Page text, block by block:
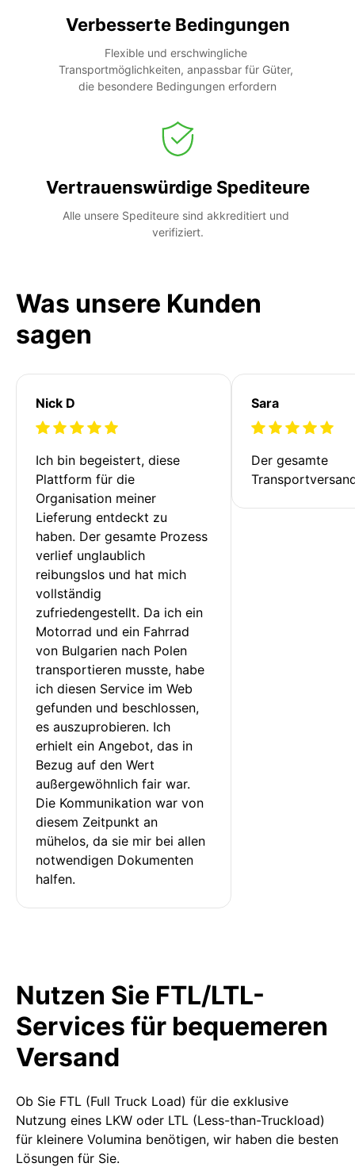
Verbesserte Bedingungen
Flexible und erschwingliche
Transportmöglichkeiten, anpassbar für Güter,
die besondere Bedingungen erfordern
Vertrauenswürdige Spediteure
Alle unsere Spediteure sind akkreditiert und
verifiziert.
Was unsere Kunden
sagen
Nick D
Ich bin begeistert, diese
Plattform für die
Organisation meiner
Lieferung entdeckt zu
haben. Der gesamte Prozess
verlief unglaublich
reibungslos und hat mich
vollständig
zufriedengestellt. Da ich ein
Motorrad und ein Fahrrad
von Bulgarien nach Polen
transportieren musste, habe
ich diesen Service im Web
gefunden und beschlossen,
es auszuprobieren. Ich
erhielt ein Angebot, das in
Bezug auf den Wert
außergewöhnlich fair war.
Die Kommunikation war von
diesem Zeitpunkt an
mühelos, da sie mir bei allen
notwendigen Dokumenten
halfen.
Sara
Der gesamte
Nutzen Sie FTL/LTL-
Services für bequemeren
Versand
Ob Sie FTL (Full Truck Load) für die exklusive
Nutzung eines LKW oder LTL (Less-than-Truckload)
für kleinere Volumina benötigen, wir haben die besten
Lösungen für Sie.